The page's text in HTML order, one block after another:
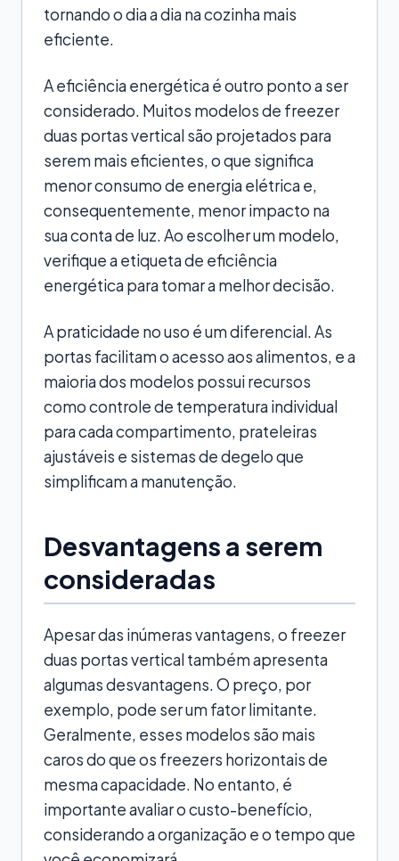
tornando o dia a dia na cozinha mais
eficiente.
A eficiência energética é outro ponto a ser
considerado. Muitos modelos de freezer
duas portas vertical são projetados para
serem mais eficientes, o que significa
menor consumo de energia elétrica e,
consequentemente, menor impacto na
sua conta de luz. Ao escolher um modelo,
verifique a etiqueta de eficiência
energética para tomar a melhor decisão.
A praticidade no uso é um diferencial. As
portas facilitam o acesso aos alimentos, e a
maioria dos modelos possui recursos
como controle de temperatura individual
para cada compartimento, prateleiras
ajustáveis e sistemas de degelo que
simplificam a manutenção.
Desvantagens a serem
consideradas
Apesar das inúmeras vantagens, o freezer
duas portas vertical também apresenta
algumas desvantagens. O preço, por
exemplo, pode ser um fator limitante.
Geralmente, esses modelos são mais
caros do que os freezers horizontais de
mesma capacidade. No entanto, é
importante avaliar o custo-benefício,
considerando a organização e o tempo que